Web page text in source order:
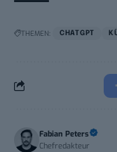
THEMEN: CHATGPT
Fabian Peters
Chefredakteur